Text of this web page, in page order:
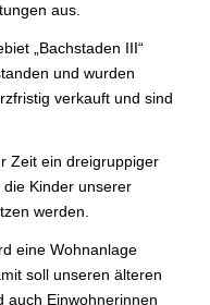
aus.
„Bachstaden III“
und wurden
verkauft und sind
Zeit ein dreigruppiger
Kinder unserer
werden.
eine Wohnanlage
soll unseren älteren
auch Einwohnerinnen